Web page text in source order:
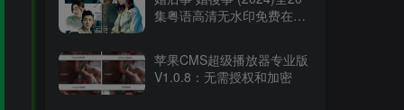
集粤语高清无水印免费在线
苹果CMS超级播放器专业版
V1.0.8：无需授权和加密